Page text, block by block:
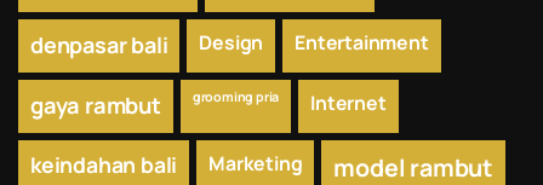
denpasar bali Design Entertainment
gaya rambut grooming pria Internet
keindahan bali Marketing model rambut